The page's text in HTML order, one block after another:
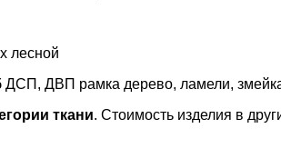
лесной
ДСП, ДВП рамка дерево, ламели,
ткани. Стоимость изделия в